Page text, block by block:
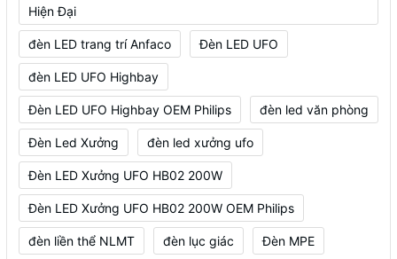
Hiện Đại
đèn LED trang trí Anfaco Đèn LED UFO
đèn LED UFO Highbay
Đèn LED UFO Highbay OEM Philips đèn led văn phòng
Đèn Led Xưởng đèn led xưởng ufo
Đèn LED Xưởng UFO HB02 200W
Đèn LED Xưởng UFO HB02 200W OEM Philips
đèn liền thể NLMT đèn lục giác Đèn MPE